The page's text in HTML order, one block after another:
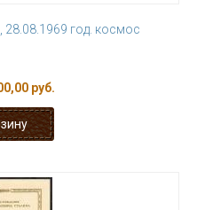
год. космос
руб.